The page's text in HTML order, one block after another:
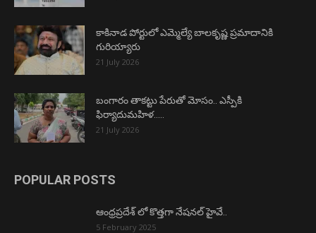
కాకినాడ పోర్టులో ఎమ్మెల్యే బాలకృష్ణ ప్రమాదానికి
గురియ్యారు
21 July 2026
బంగారం తాకట్టు పేరుతో మోసం.. ఎస్పీకి
ఫిర్యాదుమహిళ…..
21 July 2026
POPULAR POSTS
ఆంధ్రప్రదేశ్ లో కొత్తగా నేషనల్ హైవే..
5 February 2025